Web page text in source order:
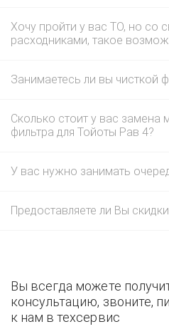
Хочу пройти у вас ТО, но со
расходниками, такое
Занимаетесь ли вы чисткой
Сколько стоит у вас замена
фильтра для Тойоты Рав 4?
У вас нужно занимать
Предоставляете ли Вы
Вы всегда можете
консультацию, звоните,
к нам в техсервис